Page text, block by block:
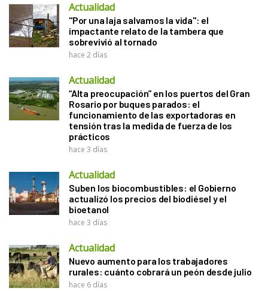
Actualidad
"Por una laja salvamos la vida": el
impactante relato de la tambera que
sobrevivió al tornado
hace 2 días
Actualidad
“Alta preocupación” en los puertos del Gran
Rosario por buques parados: el
funcionamiento de las exportadoras en
tensión tras la medida de fuerza de los
prácticos
hace 3 días
Actualidad
Suben los biocombustibles: el Gobierno
actualizó los precios del biodiésel y el
bioetanol
hace 3 días
Actualidad
Nuevo aumento para los trabajadores
rurales: cuánto cobrará un peón desde julio
hace 6 días